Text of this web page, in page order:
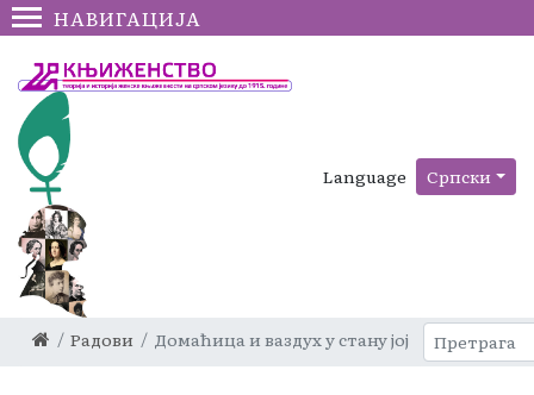
НАВИГАЦИЈА
Language Српски
Радови Домаћица и ваздух у стану јој